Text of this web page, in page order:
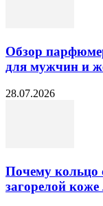
Обзор
для мужчин и
28.07.2026
Почему кольцо
загорелой коже